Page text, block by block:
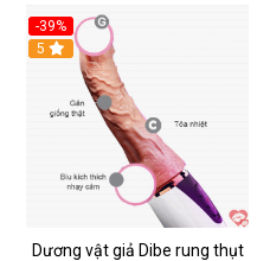
-39%
5
Dương vật giả Dibe rung thụt